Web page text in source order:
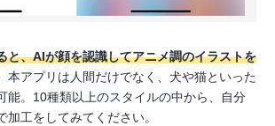
と、AIが顔を認識してアニメ調のイラストを
本アプリは人間だけでなく、犬や猫といった
能。10種類以上のスタイルの中から、自分
加工をしてみてください。